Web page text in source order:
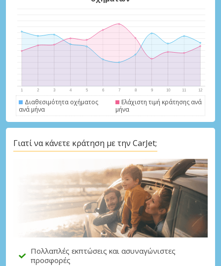
Μεγάλες εξοικονομήσεις
Αποκτήστε πρόσβαση σε αποκλειστικές
Διαθεσιμότητα οχήματος
ανά μήνα
Ελάχιστη τιμή κράτησης ανά
μήνα
Γιατί να κάνετε κράτηση με την CarJet;
Πολλαπλές εκπτώσεις και ασυναγώνιστες
προσφορές